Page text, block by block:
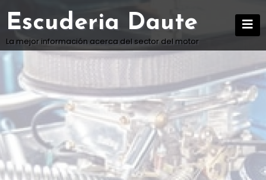
content
Escuderia Daute
La mejor información acerca del sector del motor